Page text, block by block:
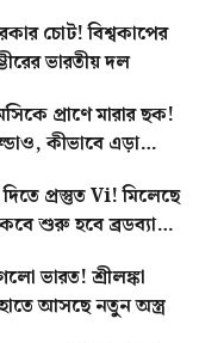
চোট! বিশ্বকাপের
ভারতীয় দল
প্রাণে মারার ছক!
কীভাবে এড়ানো
প্রস্তুত Vi! মিলেছে
শুরু হবে ব্রডব্যান্ড
ভারত! শ্রীলঙ্কা
আসছে নতুন অস্ত্র